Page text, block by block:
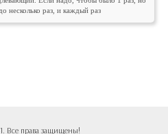
несколько раз, и каждый раз
Все права защищены!